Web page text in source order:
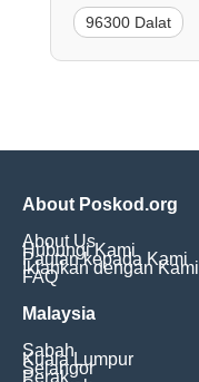
96300 Dalat
About Poskod.org
About Us
Hubungi Kami
Pautan kepada Kami
Iklankan dengan Kami
FAQ
Malaysia
Sabah
Kuala Lumpur
Selangor
Perak